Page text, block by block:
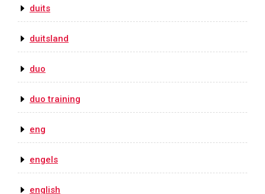
duits
duitsland
duo
duo training
eng
engels
english